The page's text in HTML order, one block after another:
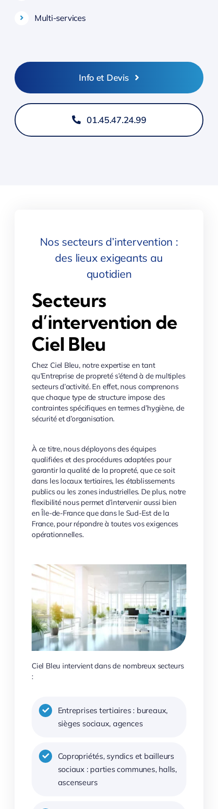
Multi-services
Info et Devis
01.45.47.24.99
Nos secteurs d’intervention :
des lieux exigeants au
quotidien
Secteurs
d’intervention de
Ciel Bleu
Chez Ciel Bleu, notre expertise en tant
qu’Entreprise de propreté s’étend à de multiples
secteurs d’activité. En effet, nous comprenons
que chaque type de structure impose des
contraintes spécifiques en termes d’hygiène, de
sécurité et d’organisation.
À ce titre, nous déployons des équipes
qualifiées et des procédures adaptées pour
garantir la qualité de la propreté, que ce soit
dans les locaux tertiaires, les établissements
publics ou les zones industrielles. De plus, notre
flexibilité nous permet d’intervenir aussi bien
en Île-de-France que dans le Sud-Est de la
France, pour répondre à toutes vos exigences
opérationnelles.
Ciel Bleu intervient dans de nombreux secteurs
:
Entreprises tertiaires : bureaux,
sièges sociaux, agences
Copropriétés, syndics et bailleurs
sociaux : parties communes, halls,
ascenseurs